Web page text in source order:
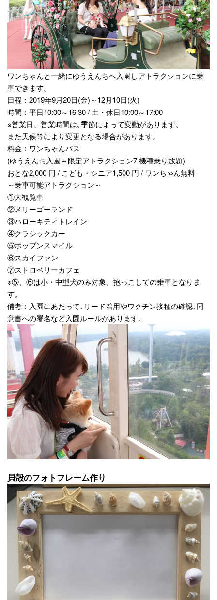
ワンちゃんと一緒にゆうえんちへ入園しアトラクションに乗
車できます。
日程：2019年9月20日(金)～12月10日(火)
時間：平日10:00～16:30 / 土・休日10:00～17:00
※営業日、営業時間は､季節によって変動があります。
また天候等により変更となる場合があります。
料金：ワンちゃんパス
(ゆうえんち入園＋限定アトラクション7 機種乗り放題)
おとな2,000 円 / こども・シニア1,500 円 / ワンちゃん無料
～乗車可能アトラクション～
①大観覧車
②メリーゴーランド
③ハローキティトレイン
④クラシックカー
⑤ポップンスマイル
⑥スカイファン
⑦ストロベリーカフェ
※⑤、⑥は小・中型犬のみ対象。抱っこしての乗車となりま
す。
備考：入園にあたって､リード着用やワクチン接種の確認､同
意書への署名など入園ルールがあります。
貝殻のフォトフレーム作り